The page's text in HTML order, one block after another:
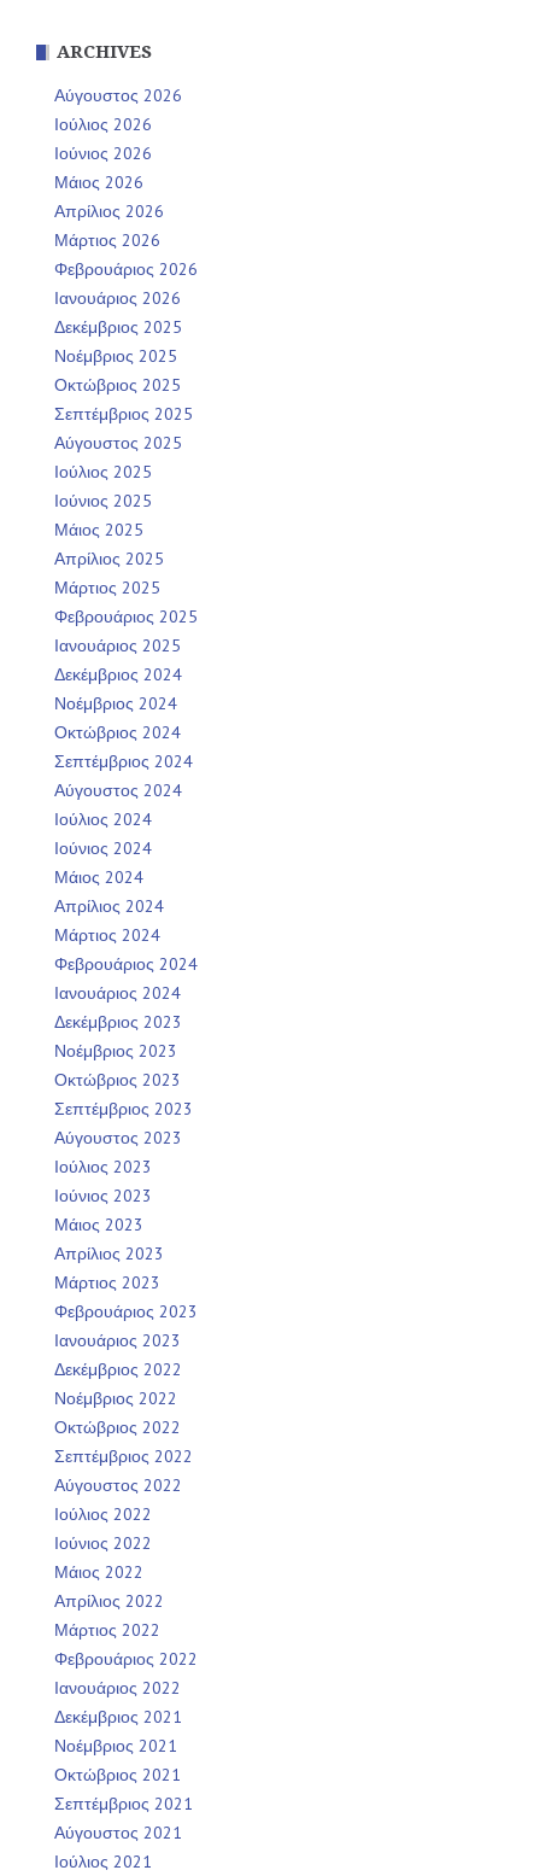
ARCHIVES
Αύγουστος 2026
Ιούλιος 2026
Ιούνιος 2026
Μάιος 2026
Απρίλιος 2026
Μάρτιος 2026
Φεβρουάριος 2026
Ιανουάριος 2026
Δεκέμβριος 2025
Νοέμβριος 2025
Οκτώβριος 2025
Σεπτέμβριος 2025
Αύγουστος 2025
Ιούλιος 2025
Ιούνιος 2025
Μάιος 2025
Απρίλιος 2025
Μάρτιος 2025
Φεβρουάριος 2025
Ιανουάριος 2025
Δεκέμβριος 2024
Νοέμβριος 2024
Οκτώβριος 2024
Σεπτέμβριος 2024
Αύγουστος 2024
Ιούλιος 2024
Ιούνιος 2024
Μάιος 2024
Απρίλιος 2024
Μάρτιος 2024
Φεβρουάριος 2024
Ιανουάριος 2024
Δεκέμβριος 2023
Νοέμβριος 2023
Οκτώβριος 2023
Σεπτέμβριος 2023
Αύγουστος 2023
Ιούλιος 2023
Ιούνιος 2023
Μάιος 2023
Απρίλιος 2023
Μάρτιος 2023
Φεβρουάριος 2023
Ιανουάριος 2023
Δεκέμβριος 2022
Νοέμβριος 2022
Οκτώβριος 2022
Σεπτέμβριος 2022
Αύγουστος 2022
Ιούλιος 2022
Ιούνιος 2022
Μάιος 2022
Απρίλιος 2022
Μάρτιος 2022
Φεβρουάριος 2022
Ιανουάριος 2022
Δεκέμβριος 2021
Νοέμβριος 2021
Οκτώβριος 2021
Σεπτέμβριος 2021
Αύγουστος 2021
Ιούλιος 2021